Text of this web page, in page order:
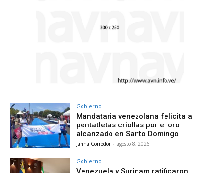
Gobierno
Mandataria venezolana felicita a
pentatletas criollas por el oro
alcanzado en Santo Domingo
Janna Corredor - agosto 8, 2026
Gobierno
Venezuela y Surinam ratificaron